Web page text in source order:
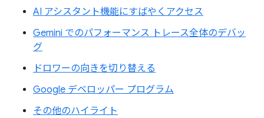
AI アシスタント機能にすばやくアクセス
Gemini でのパフォーマンス トレース全体のデバッ
グ
ドロワーの向きを切り替える
Google デベロッパー プログラム
その他のハイライト